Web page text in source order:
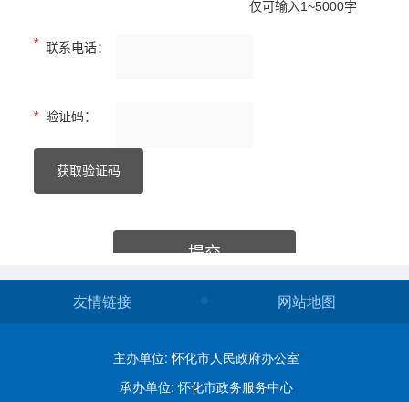
友情链接 网站地图
主办单位: 怀化市人民政府办公室
承办单位: 怀化市政务服务中心